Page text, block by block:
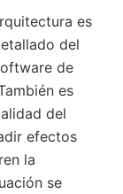
es
del
de
es
del
efectos
la
se